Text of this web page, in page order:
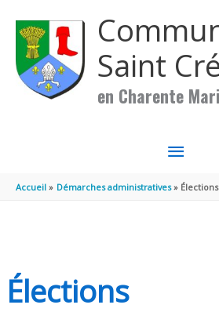
Saint
en Charente
MENU
Accueil Démarches administratives Élections
Élections